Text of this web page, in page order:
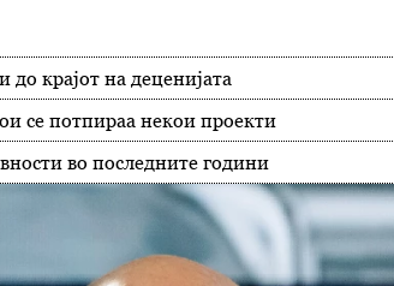
крајот на деценијата
се потпираа некои проекти
во последните години